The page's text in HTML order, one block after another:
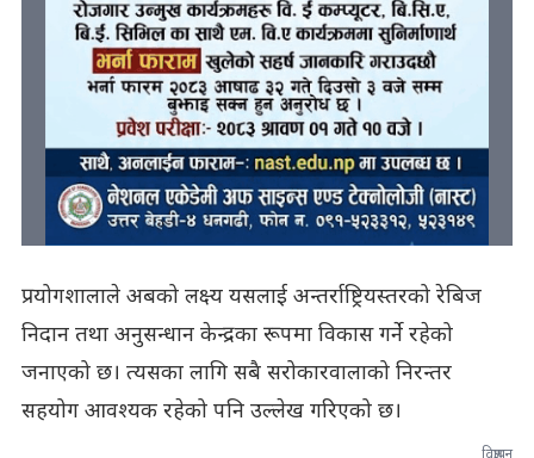
प्रयोगशालाले अबको लक्ष्य यसलाई अन्तर्राष्ट्रियस्तरको रेबिज
निदान तथा अनुसन्धान केन्द्रका रूपमा विकास गर्ने रहेको
जनाएको छ। त्यसका लागि सबै सरोकारवालाको निरन्तर
सहयोग आवश्यक रहेको पनि उल्लेख गरिएको छ।